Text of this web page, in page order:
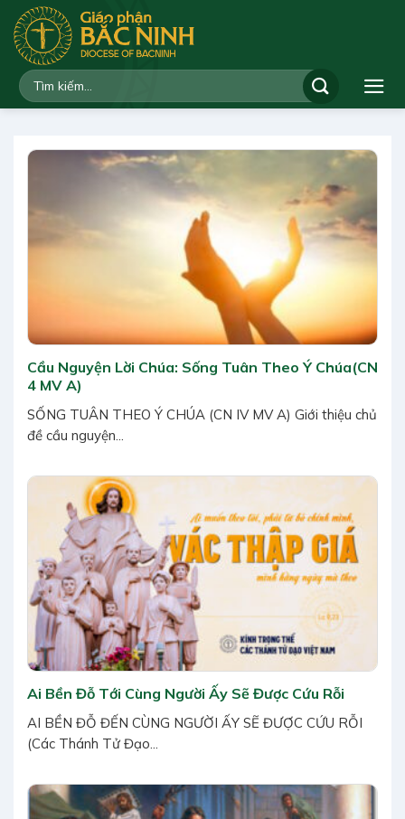
qua
dung
Cầu Nguyện Lời Chúa: Sống Tuân Theo Ý Chúa(CN
4 MV A)
SỐNG TUÂN THEO Ý CHÚA (CN IV MV A) Giới thiệu chủ
đề cầu nguyện...
Ai Bền Đỗ Tới Cùng Người Ấy Sẽ Được Cứu Rỗi
AI BỀN ĐỖ ĐẾN CÙNG NGƯỜI ẤY SẼ ĐƯỢC CỨU RỖI
(Các Thánh Tử Đạo...